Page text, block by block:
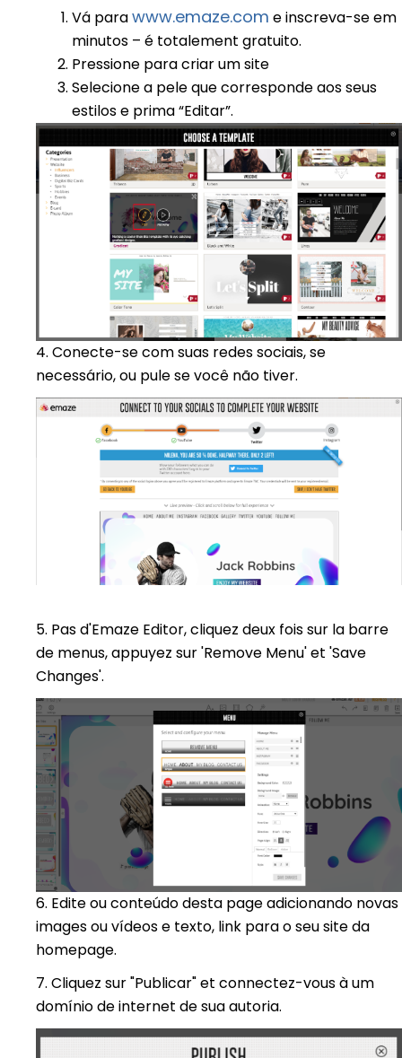
Vá parawww.emaze.com e inscreva-se em
minutos – é totalement gratuito.
Pressione para criar um site
Selecione a pele que corresponde aos seus
estilos e prima “Editar”.
4. Conecte-se com suas redes sociais, se
necessário, ou pule se você não tiver.
5. Pas d'Emaze Editor, cliquez deux fois sur la barre
de menus, appuyez sur 'Remove Menu' et 'Save
Changes'.
6. Edite ou conteúdo desta page adicionando novas
images ou vídeos e texto, link para o seu site da
homepage.
7. Cliquez sur "Publicar" et connectez-vous à um
domínio de internet de sua autoria.